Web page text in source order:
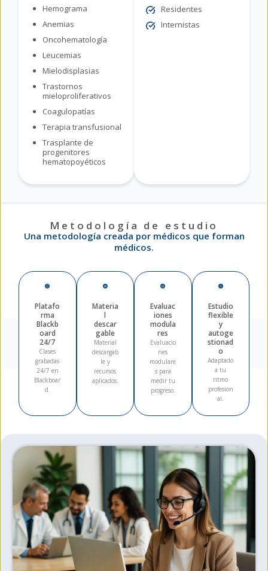
Hemograma
Anemias
Oncohematología
Leucemias
Mielodisplasias
Trastornos
mieloproliferativos
Coagulopatías
Terapia transfusional
Trasplante de
progenitores
hematopoyéticos
Residentes
Internistas
Metodología de estudio
Una metodología creada por médicos que forman
médicos.
Platafo
rma
Blackb
oard
24/7
Clases
grabadas
24/7 en
Blackboar
d.
Materia
l
descar
gable
Material
descargab
le y
recursos
aplicados.
Evaluac
iones
modula
res
Evaluacio
nes
modulare
s para
medir tu
progreso.
Estudio
flexible
y
autoge
stionad
o
Adaptado
a tu
ritmo
profesion
al.